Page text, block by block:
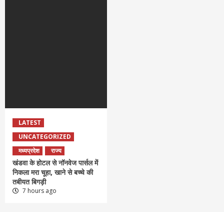
LATEST
UNCATEGORIZED
मध्यप्रदेश
राज्य
खंडवा के होटल से नॉनवेज पार्सल में
निकला मरा चूहा, खाने से बच्चे की
तबीयत बिगड़ी
7 hours ago